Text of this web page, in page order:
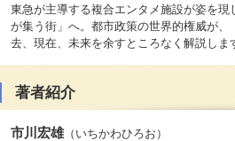
東急が主導する複合エンタメ施設が姿を
が集う街」へ。都市政策の世界的権威が
去、現在、未来を余すところなく解説しま
著者紹介
市川宏雄（いちかわひろお）